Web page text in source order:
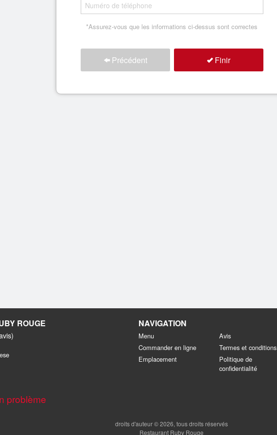
*Assurez-vous que les informations ci-dessus sont correctes
Précédent Finir
ROUGE
problème
NAVIGATION
Menu
Commander en ligne
Emplacement
Avis
Termes et conditions
Politique de
confidentialité
droits d'auteur © 2026, tous droits réservés
Restaurant Ruby Rouge